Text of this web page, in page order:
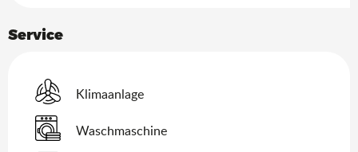
Service
Klimaanlage
Waschmaschine